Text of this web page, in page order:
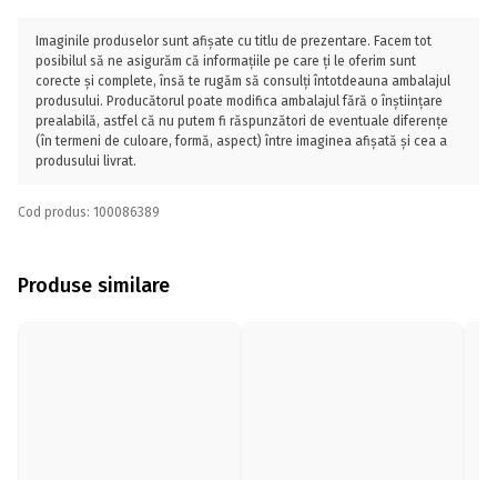
Imaginile produselor sunt afișate cu titlu de prezentare. Facem tot
posibilul să ne asigurăm că informațiile pe care ți le oferim sunt
corecte și complete, însă te rugăm să consulți întotdeauna ambalajul
produsului. Producătorul poate modifica ambalajul fără o înștiințare
prealabilă, astfel că nu putem fi răspunzători de eventuale diferențe
(în termeni de culoare, formă, aspect) între imaginea afișată și cea a
produsului livrat.
Cod produs: 100086389
Produse similare